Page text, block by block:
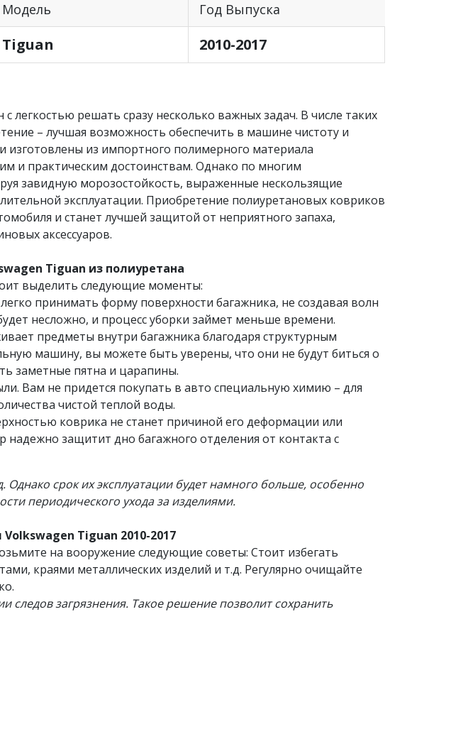
Модель
Tiguan
Год Выпуска
2010-2017
легкостью решать сразу несколько важных задач. В числе таких
– лучшая возможность обеспечить в машине чистоту и
изготовлены из импортного полимерного материала
и практическим достоинствам. Однако по многим
завидную морозостойкость, выраженные нескользящие
эксплуатации. Приобретение полиуретановых ковриков
и станет лучшей защитой от неприятного запаха,
аксессуаров.
Tiguan из полиуретана
выделить следующие моменты:
принимать форму поверхности багажника, не создавая волн
несложно, и процесс уборки займет меньше времени.
предметы внутри багажника благодаря структурным
машину, вы можете быть уверены, что они не будут биться о
заметные пятна и царапины.
Вам не придется покупать в авто специальную химию – для
чистой теплой воды.
коврика не станет причиной его деформации или
защитит дно багажного отделения от контакта с
Однако срок их эксплуатации будет намного больше, особенно
периодического ухода за изделиями.
Tiguan 2010-2017
на вооружение следующие советы: Стоит избегать
краями металлических изделий и т.д. Регулярно очищайте
следов загрязнения. Такое решение позволит сохранить